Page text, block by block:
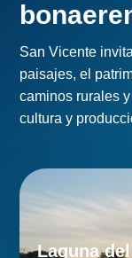
San Vicente
caminos rurales
cultura y
Laguna del
Paseos,
junto al agua.